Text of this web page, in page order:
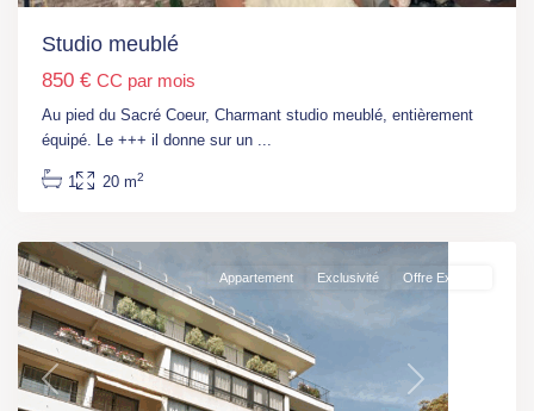
Studio meublé
850 € CC par mois
Au pied du Sacré Coeur, Charmant studio meublé, entièrement
équipé. Le +++ il donne sur un ...
1 20 m2
Ile
de
Saint-
Previous Next
Appartement Exclusivité Offre Expirée